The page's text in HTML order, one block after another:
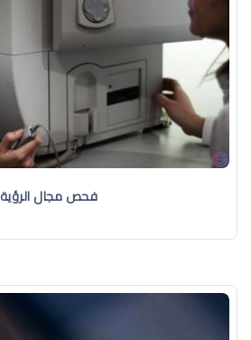
فحص مجال الرؤية